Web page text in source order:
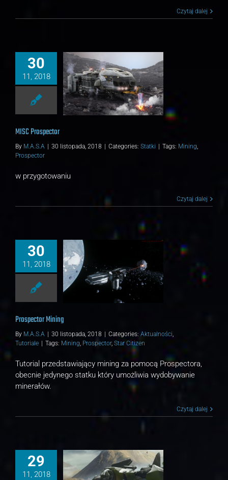
Czytaj dalej
30
11, 2018
MISC Prospector
By M.A.S.A 30 listopada, 2018 Categories: Statki Tags: Mining,
Prospector
w przygotowaniu
Czytaj dalej
30
11, 2018
Tutoriale
Prospector Mining
By M.A.S.A 30 listopada, 2018 Categories: Aktualności,
Tutoriale
Tags: Mining, Prospector, Star Citizen
Tutorial przedstawiający mining za pomocą Prospectora,
obecnie jedynego statku który umożliwia wydobywanie
minerałów.
Czytaj dalej
29
11, 2018